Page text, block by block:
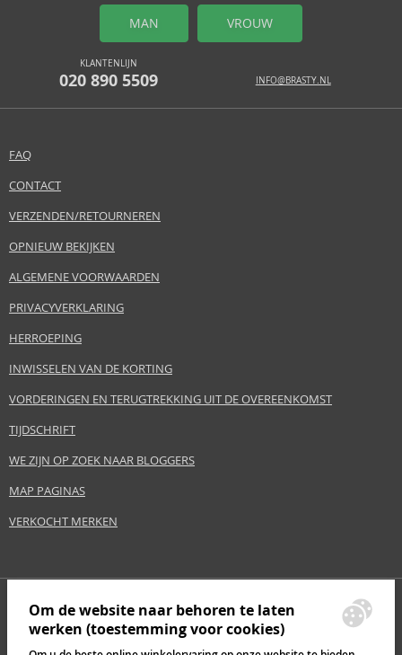
MAN VROUW
KLANTENLIJN
020 890 5509 INFO@BRASTY.NL
FAQ
CONTACT
VERZENDEN/RETOURNEREN
OPNIEUW BEKIJKEN
ALGEMENE VOORWAARDEN
PRIVACYVERKLARING
HERROEPING
INWISSELEN VAN DE KORTING
VORDERINGEN EN TERUGTREKKING UIT DE OVEREENKOMST
TIJDSCHRIFT
WE ZIJN OP ZOEK NAAR BLOGGERS
MAP PAGINAS
VERKOCHT MERKEN
Om de website naar behoren te laten
werken (toestemming voor cookies)